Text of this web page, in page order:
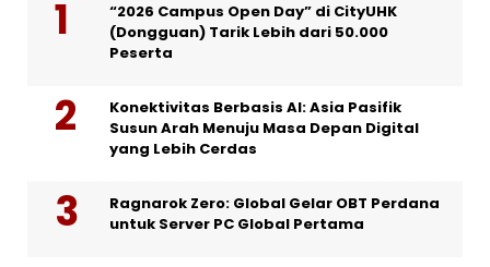
“2026 Campus Open Day” di CityUHK
(Dongguan) Tarik Lebih dari 50.000
Peserta
Konektivitas Berbasis AI: Asia Pasifik
Susun Arah Menuju Masa Depan Digital
yang Lebih Cerdas
Ragnarok Zero: Global Gelar OBT Perdana
untuk Server PC Global Pertama